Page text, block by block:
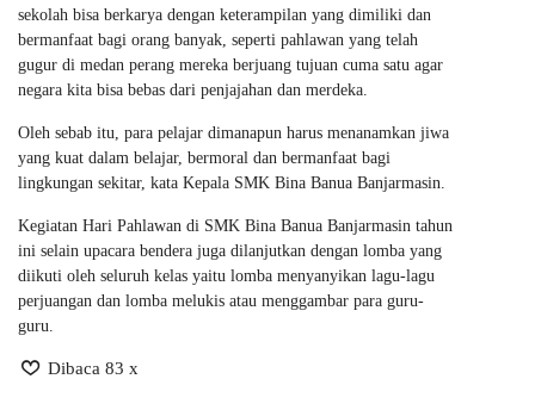
sekolah bisa berkarya dengan keterampilan yang dimiliki dan
bermanfaat bagi orang banyak, seperti pahlawan yang telah
gugur di medan perang mereka berjuang tujuan cuma satu agar
negara kita bisa bebas dari penjajahan dan merdeka.
Oleh sebab itu, para pelajar dimanapun harus menanamkan jiwa
yang kuat dalam belajar, bermoral dan bermanfaat bagi
lingkungan sekitar, kata Kepala SMK Bina Banua Banjarmasin.
Kegiatan Hari Pahlawan di SMK Bina Banua Banjarmasin tahun
ini selain upacara bendera juga dilanjutkan dengan lomba yang
diikuti oleh seluruh kelas yaitu lomba menyanyikan lagu-lagu
perjuangan dan lomba melukis atau menggambar para guru-
guru.
Dibaca 83 x